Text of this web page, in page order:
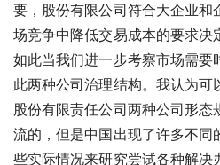
要，股份有限公司符合大企业和
场竞争中降低交易成本的要求决
如此当我们进一步考察市场需要
此两种公司治理结构。我认为可
股份有限责任公司两种公司形态
流的，但是中国出现了许多不同
些实际情况来研究尝试各种解决